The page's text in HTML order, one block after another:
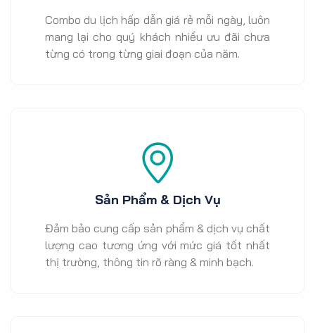
Combo du lịch hấp dẫn giá rẻ mỗi ngày, luôn
mang lại cho quý khách nhiều ưu đãi chưa
từng có trong từng giai đoạn của năm.
Sản Phẩm & Dịch Vụ
Đảm bảo cung cấp sản phẩm & dịch vụ chất
lượng cao tương ứng với mức giá tốt nhất
thị trường, thông tin rõ ràng & minh bạch.